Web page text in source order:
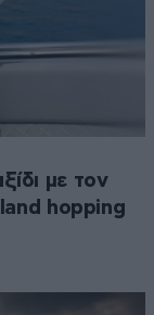
με τον
hopping